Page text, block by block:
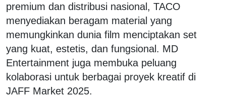
premium dan distribusi nasional, TACO
menyediakan beragam material yang
memungkinkan dunia film menciptakan set
yang kuat, estetis, dan fungsional. MD
Entertainment juga membuka peluang
kolaborasi untuk berbagai proyek kreatif di
JAFF Market 2025.